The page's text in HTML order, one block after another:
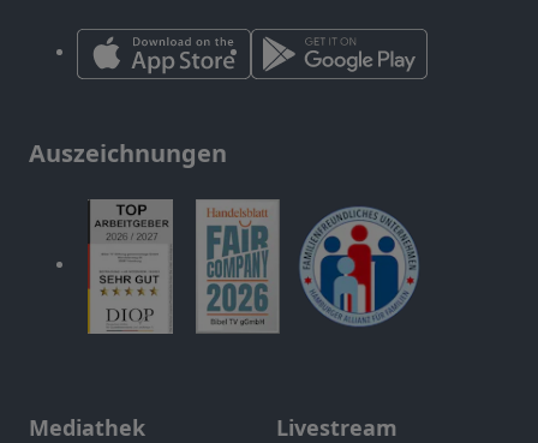
Auszeichnungen
Mediathek Livestream